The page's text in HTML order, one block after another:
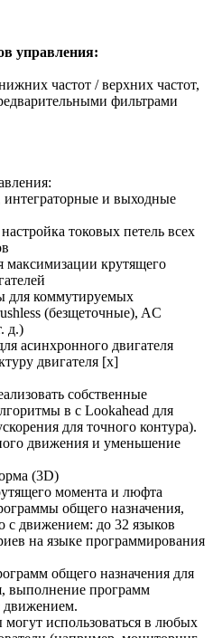
управления:
частот / верхних частот,
фильтрами
и выходные
токовых петель всех
максимизации крутящего
для коммутируемых
(безщеточные), AC
д.)
асинхронного двигателя
двигателя [x]
собственные
в с Lookahead для
для точного контура).
движения и уменьшение
(3D)
момента и люфта
общего назначения,
с движением: до 32 языков
на языке программирования
общего назначения для
выполнение программ
движением.
использоваться в любых